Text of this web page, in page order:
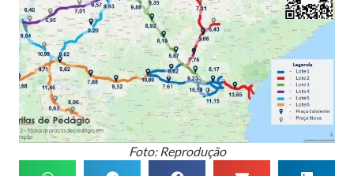
Foto: Reprodução